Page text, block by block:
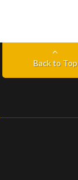
Back to Top